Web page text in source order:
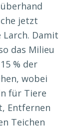
jetzt
Damit
das Milieu
% der
wobei
für Tiere
Entfernen
Teichen